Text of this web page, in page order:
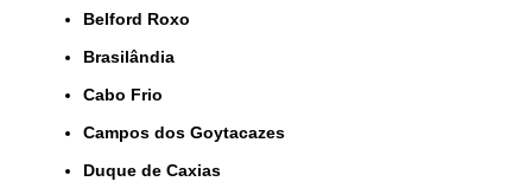
Belford Roxo
Brasilândia
Cabo Frio
Campos dos Goytacazes
Duque de Caxias